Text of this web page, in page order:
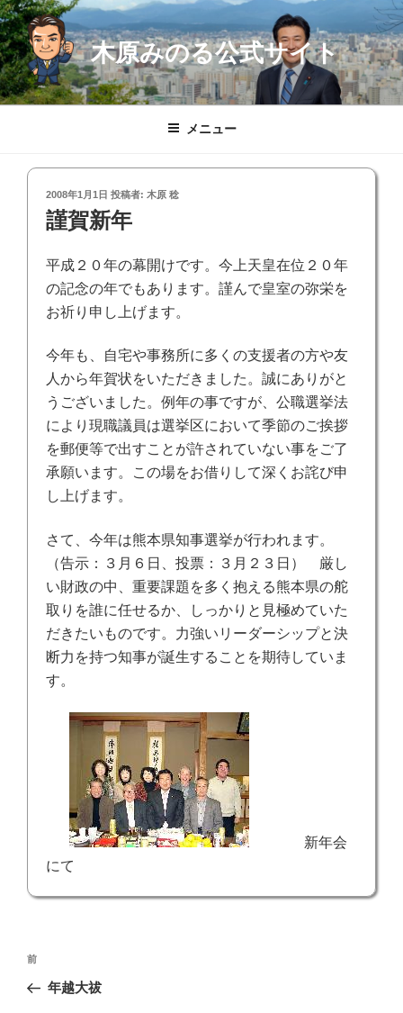
コ
ン
テ
ン
ツ
木原みのる公式サイト
メニュー
投
稿
日:
2008年1月1日 投稿者: 木原 稔
謹賀新年
平成２０年の幕開けです。今上天皇在位２０年
の記念の年でもあります。謹んで皇室の弥栄を
お祈り申し上げます。
今年も、自宅や事務所に多くの支援者の方や友
人から年賀状をいただきました。誠にありがと
うございました。 例年の事ですが、公職選挙法
により 現職議員は選挙区において季節のご挨拶
を郵便等で出すことが許されていない事をご了
承願います。この場をお借りして深くお詫び申
し上げます。
さて、今年は熊本県知事選挙が行われます。
（告示：３月６日、投票：３月２３日） 厳し
い財政の中、重要課題を多く抱える熊本県の舵
取りを誰に任せるか、しっかりと見極めていた
だきたいものです。力強いリーダーシップと決
断力を持つ知事が誕生することを期待していま
す。
新年会
にて
投
ナ
前
の
前
年越大祓